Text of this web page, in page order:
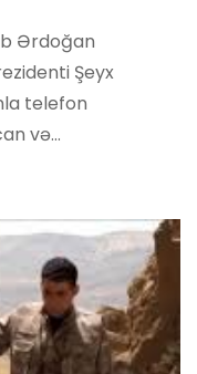
Ərdoğan
Şeyx
telefon
və…